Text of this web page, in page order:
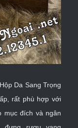
Da Sang Trọng
rất phù hợp với
mục đích và ngân